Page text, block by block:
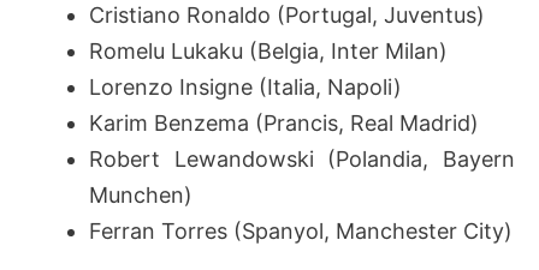
Cristiano Ronaldo (Portugal, Juventus)
Romelu Lukaku (Belgia, Inter Milan)
Lorenzo Insigne (Italia, Napoli)
Karim Benzema (Prancis, Real Madrid)
Robert Lewandowski (Polandia, Bayern
Munchen)
Ferran Torres (Spanyol, Manchester City)